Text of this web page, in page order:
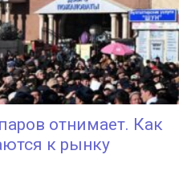
отнимает. Как
к рынку